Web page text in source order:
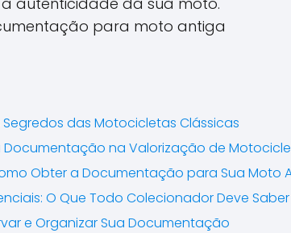
das Motocicletas Clássicas
na Valorização de
Obter a Documentação para Sua Moto
O Que Todo Colecionador Deve Saber
e Organizar Sua Documentação